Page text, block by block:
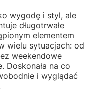
wygodę i styl, ale
długotrwałe
elementem
wielu sytuacjach: od
weekendowe
Doskonała na co
i wyglądać